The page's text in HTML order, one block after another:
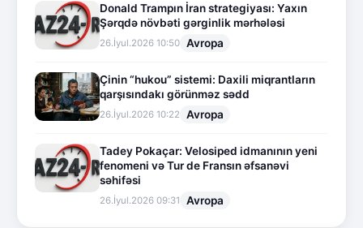
Donald Trampın İran strategiyası: Yaxın
Şərqdə növbəti gərginlik mərhələsi
26.İyul.2026 10:50 Avropa
Çinin “hukou” sistemi: Daxili miqrantların
qarşısındakı görünməz sədd
26.İyul.2026 10:22 Avropa
Tadey Pokaçar: Velosiped idmanının yeni
fenomeni və Tur de Fransın əfsanəvi
səhifəsi
26.İyul.2026 09:31 Avropa